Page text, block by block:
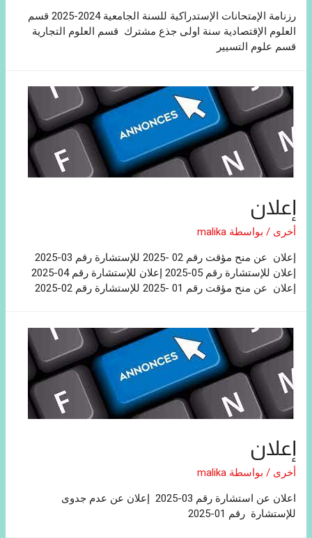
رزنامة الإمتحانات الإستدراكية للسنة الجامعية 2024-2025 قسم
العلوم الإقتصادية سنة اولى جذع مشترك قسم العلوم التجارية
قسم علوم التسيير
إعلان
أخرى / بواسطة malika
إعلان للإستشارة رقم 05-2025 إعلان للإستشارة رقم 04-2025
إعلان عن منح مؤقت رقم 01 -2025 للإستشارة رقم 02-2025
إعلان
أخرى / بواسطة malika
اعلان عن استشارة رقم 03-2025 إعلان عن عدم جدوى
للإستشارة رقم 01-2025